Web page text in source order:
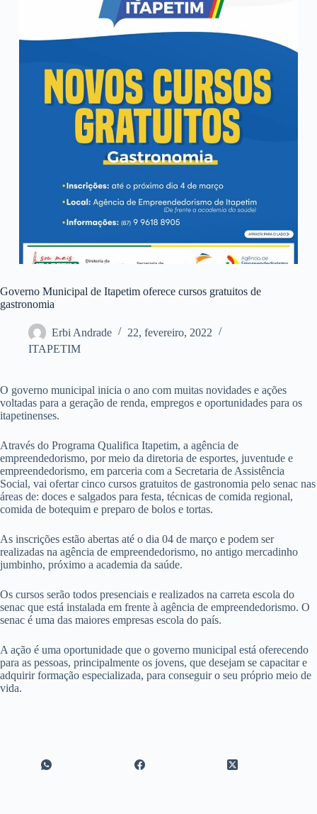
Governo Municipal de Itapetim oferece cursos gratuitos de
gastronomia
Erbi Andrade
22, fevereiro, 2022
ITAPETIM
O governo municipal inicia o ano com muitas novidades e ações
voltadas para a geração de renda, empregos e oportunidades para os
itapetinenses.
Através do Programa Qualifica Itapetim, a agência de
empreendedorismo, por meio da diretoria de esportes, juventude e
empreendedorismo, em parceria com a Secretaria de Assistência
Social, vai ofertar cinco cursos gratuitos de gastronomia pelo senac nas
áreas de: doces e salgados para festa, técnicas de comida regional,
comida de botequim e preparo de bolos e tortas.
As inscrições estão abertas até o dia 04 de março e podem ser
realizadas na agência de empreendedorismo, no antigo mercadinho
jumbinho, próximo a academia da saúde.
Os cursos serão todos presenciais e realizados na carreta escola do
senac que está instalada em frente à agência de empreendedorismo. O
senac é uma das maiores empresas escola do país.
A ação é uma oportunidade que o governo municipal está oferecendo
para as pessoas, principalmente os jovens, que desejam se capacitar e
adquirir formação especializada, para conseguir o seu próprio meio de
vida.